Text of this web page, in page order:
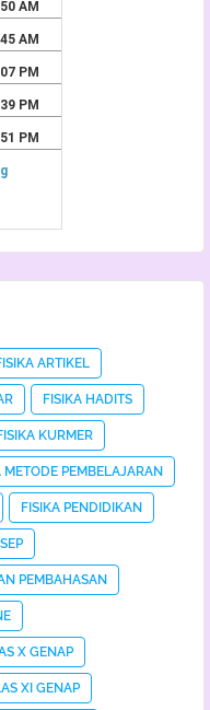
ARTIKEL
FISIKA HADITS
KURMER
METODE PEMBELAJARAN
FISIKA PENDIDIKAN
PEMBAHASAN
X GENAP
XI GENAP